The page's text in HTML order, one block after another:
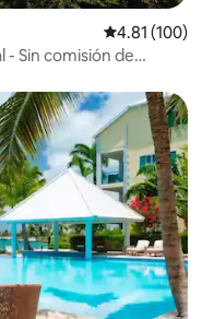
Calificación
4.81 (100)
- Sin comisión de